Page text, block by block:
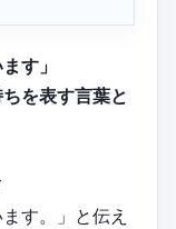
す」
を表す言葉と
す。」と伝え